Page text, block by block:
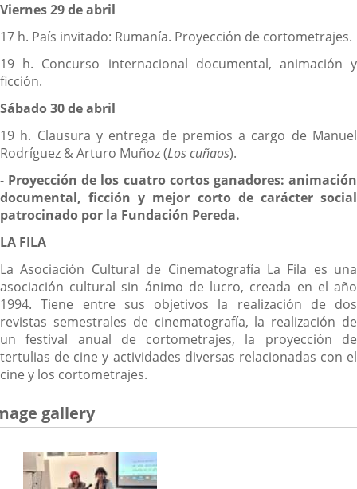
Viernes 29 de abril
17 h. País invitado: Rumanía. Proyección de cortometrajes.
19 h. Concurso internacional documental, animación y
ficción.
Sábado 30 de abril
19 h. Clausura y entrega de premios a cargo de Manuel
Rodríguez & Arturo Muñoz (Los cuñaos).
- Proyección de los cuatro cortos ganadores: animación
documental, ficción y mejor corto de carácter social
patrocinado por la Fundación Pereda.
LA FILA
La Asociación Cultural de Cinematografía La Fila es una
asociación cultural sin ánimo de lucro, creada en el año
1994. Tiene entre sus objetivos la realización de dos
revistas semestrales de cinematografía, la realización de
un festival anual de cortometrajes, la proyección de
tertulias de cine y actividades diversas relacionadas con el
cine y los cortometrajes.
gallery